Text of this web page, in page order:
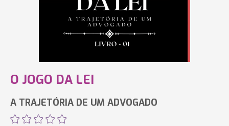
O JOGO DA LEI
A TRAJETÓRIA DE UM ADVOGADO